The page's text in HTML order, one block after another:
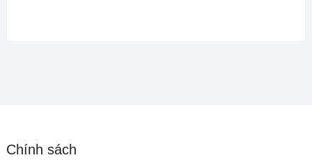
Chính sách